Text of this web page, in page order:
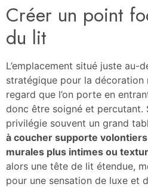
Créer un point
du lit
L’emplacement situé juste au-
stratégique pour la décoration
regard que l’on porte en
donc être soigné et percutant.
privilégie souvent un grand
à coucher supporte
murales plus intimes ou
alors une tête de lit étendue,
pour une sensation de luxe et